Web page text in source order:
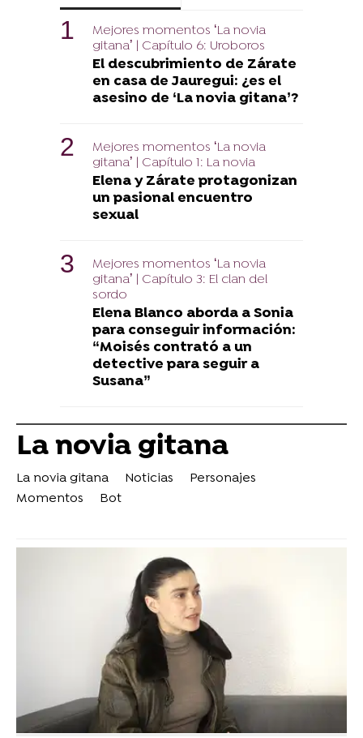
Mejores momentos ‘La novia
gitana’ | Capítulo 6: Uroboros
El descubrimiento de Zárate
en casa de Jauregui: ¿es el
asesino de ‘La novia gitana’?
Mejores momentos ‘La novia
gitana’ | Capítulo 1: La novia
Elena y Zárate protagonizan
un pasional encuentro
sexual
Mejores momentos ‘La novia
gitana’ | Capítulo 3: El clan del
sordo
Elena Blanco aborda a Sonia
para conseguir información:
“Moisés contrató a un
detective para seguir a
Susana”
La novia gitana
La novia gitana Noticias
Personajes
Momentos
Bot